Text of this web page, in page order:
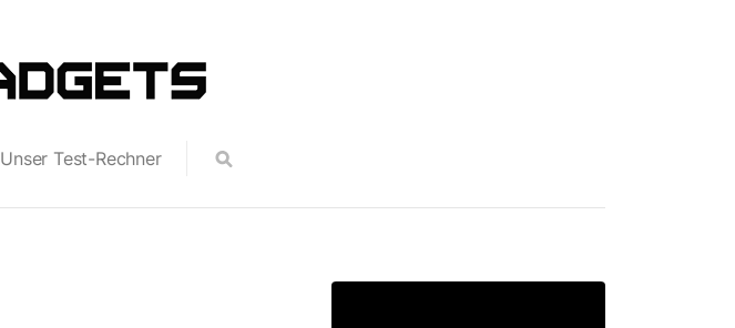
Unser Test-Rechner